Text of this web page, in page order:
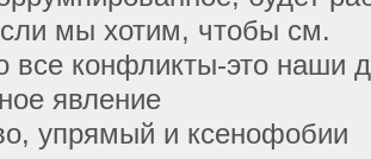
мы хотим, чтобы см.
все конфликты-это наши
явление
упрямый и ксенофобии